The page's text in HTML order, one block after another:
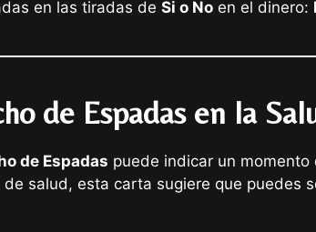
en las tiradas de Si o No en el dinero:
de Espadas en la
de Espadas puede indicar un
salud, esta carta sugiere que puedes